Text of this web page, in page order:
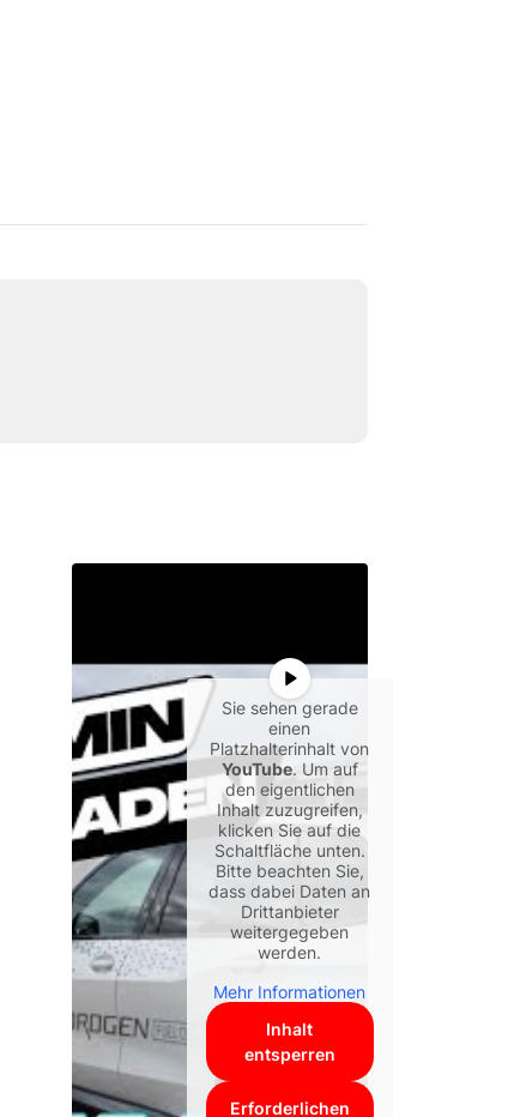
Sie sehen gerade
einen
Platzhalterinhalt von
YouTube. Um auf
den eigentlichen
Inhalt zuzugreifen,
klicken Sie auf die
Schaltfläche unten.
Bitte beachten Sie,
dass dabei Daten an
Drittanbieter
weitergegeben
werden.
Mehr Informationen
Inhalt
entsperren
Erforderlichen